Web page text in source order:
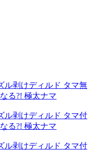
ル剥けディルド タマ無
?! 極太ナマ
ル剥けディルド タマ付
?! 極太ナマ
ル剥けディルド タマ付